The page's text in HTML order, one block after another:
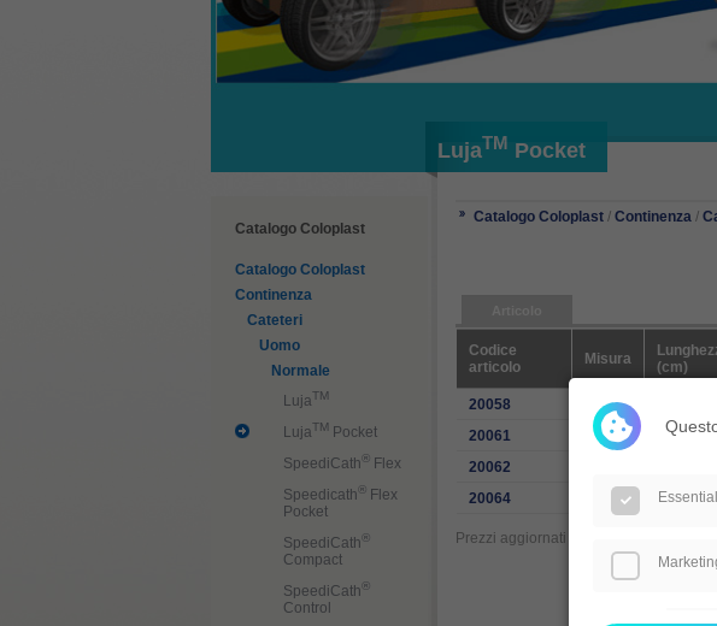
LujaTM Pocket
Catalogo Coloplast
Catalogo Coloplast
Continenza
Cateteri
Uomo
Normale
LujaTM
LujaTMPocket
SpeediCath ®
Flex
Speedicath ®
Flex
Pocket
SpeediCath ®
Compact
SpeediCath ®
Control
Catalogo Coloplast/ Continenza/
Codice
articolo
Misura
(cm)
20058 CH08
20061
CH10
20062
20064
CH14
Prezzi aggiornati al: 18.08.2020